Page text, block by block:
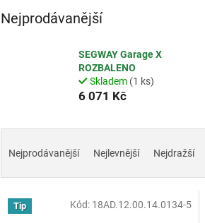
Nejprodávanější
SEGWAY Garage X
ROZBALENO
Skladem (1 ks)
6 071 Kč
e
n
Nejprodávanější Nejlevnější Nejdražší
V Tip Kód: 18AD.12.00.14.0134-5